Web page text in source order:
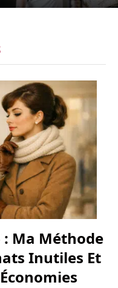
: Ma Méthode
Inutiles Et